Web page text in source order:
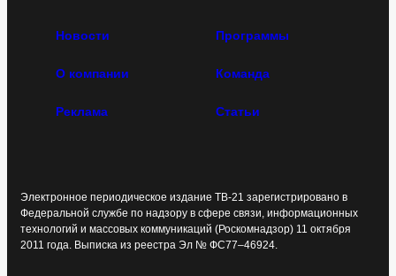
Новости Программы
О компании Команда
Реклама Статьи
Электронное периодическое издание ТВ-21 зарегистрировано в
Федеральной службе по надзору в сфере связи, информационных
технологий и массовых коммуникаций (Роскомнадзор) 11 октября
2011 года. Выписка из реестра Эл № ФС77–46924.